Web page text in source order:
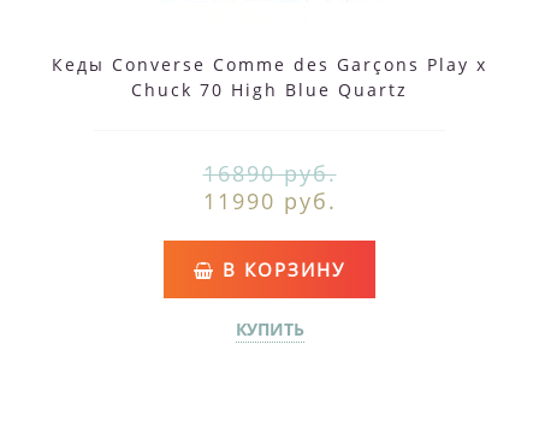
Кеды Converse Comme des Garçons Play x
Chuck 70 High Blue Quartz
16890 руб.
11990 руб.
В КОРЗИНУ
КУПИТЬ